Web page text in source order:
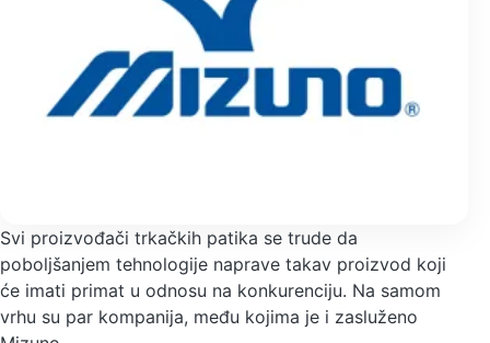
Svi proizvođači trkačkih patika se trude da
poboljšanjem tehnologije naprave takav proizvod koji
će imati primat u odnosu na konkurenciju. Na samom
vrhu su par kompanija, među kojima je i zasluženo